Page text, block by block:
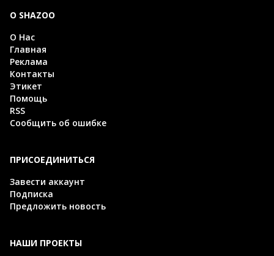
О SHAZOO
О Нас
Главная
Реклама
Контакты
Этикет
Помощь
RSS
Сообщить об ошибке
ПРИСОЕДИНИТЬСЯ
Завести аккаунт
Подписка
Предложить новость
НАШИ ПРОЕКТЫ